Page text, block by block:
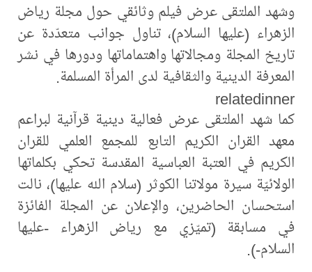
وشهد الملتقى عرض فيلم وثائقي حول مجلة رياض
الزهراء (عليها السلام)، تناول جوانب متعدّدة عن
تاريخ المجلة ومجالاتها واهتماماتها ودورها في نشر
المعرفة الدينية والثقافية لدى المرأة المسلمة.
relatedinner
كما شهد الملتقى عرض فعالية دينية قرآنية لبراعم
معهد القران الكريم التابع للمجمع العلمي للقران
الكريم في العتبة العباسية المقدسة تحكي بكلماتها
الولائيّة سيرة مولاتنا الكوثر (سلام الله عليها)، نالت
استحسان الحاضرين، والإعلان عن المجلة الفائزة
في مسابقة (تميّزي مع رياض الزهراء -عليها
السلام-).